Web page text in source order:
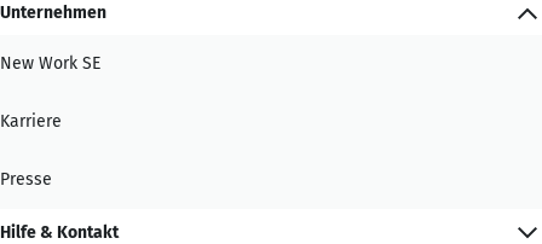
Unternehmen
New Work SE
Karriere
Presse
Hilfe & Kontakt